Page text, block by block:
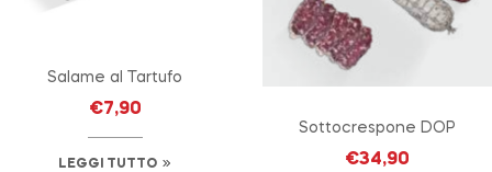
Salame al Tartufo
€7,90
LEGGI TUTTO
Sottocrespone DOP
€34,90